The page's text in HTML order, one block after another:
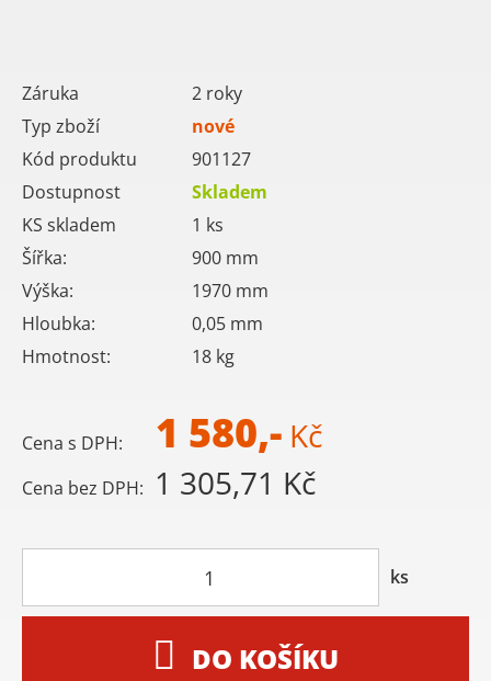
Záruka
2 roky
Typ zboží
nové
Kód produktu
901127
Dostupnost
Skladem
KS skladem
1 ks
Šířka:
900 mm
Výška:
1970 mm
Hloubka:
0,05 mm
Hmotnost:
18 kg
Cena s DPH: 1 580,- Kč
Cena bez DPH: 1 305,71 Kč
ks
DO KOŠÍKU